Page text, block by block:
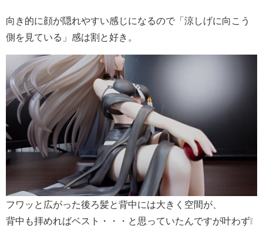
向き的に顔が隠れやすい感じになるので「涼しげに向こう
側を見ている」感は割と好き。
フワッと広がった後ろ髪と背中には大きく空間が、
背中も拝めればベスト・・・と思っていたんですが叶わず❕